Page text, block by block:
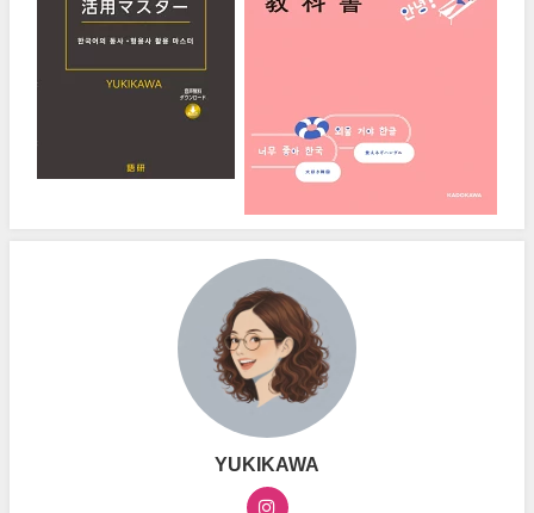
YUKIKAWA